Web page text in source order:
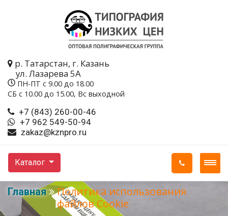
р. Татарстан, г. Казань
ул. Лазарева 5A
ПН-ПТ с 9.00 до 18.00
СБ с 10.00 до 15.00, Вс выходной
+7 (843) 260-00-46
+7 962 549-50-94
zakaz@kznpro.ru
Каталог
Главная
Политика использования
файлов Cookie